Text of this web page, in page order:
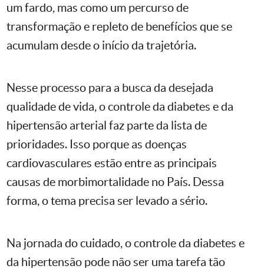
um fardo, mas como um percurso de
transformação e repleto de benefícios que se
acumulam desde o início da trajetória.
Nesse processo para a busca da desejada
qualidade de vida, o controle da diabetes e da
hipertensão arterial faz parte da lista de
prioridades. Isso porque as doenças
cardiovasculares estão entre as principais
causas de morbimortalidade no País. Dessa
forma, o tema precisa ser levado a sério.
Na jornada do cuidado, o controle da diabetes e
da hipertensão pode não ser uma tarefa tão